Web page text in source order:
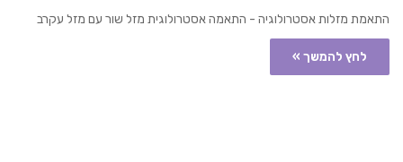
התאמת מזלות אסטרולוגיה - התאמה אסטרולוגית מזל שור עם מזל עקרב
לחץ להמשך »